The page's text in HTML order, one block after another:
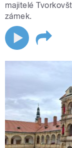
majitelé
zámek.